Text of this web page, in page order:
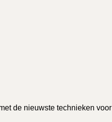
de nieuwste technieken voor